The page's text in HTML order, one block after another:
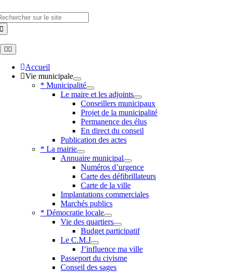
to
content
Toggle
Navigation
Accueil
Vie municipale
* Municipalité
Le maire et les adjoints
Conseillers municipaux
Projet de la municipalité
Permanence des élus
En direct du conseil
Publication des actes
* La mairie
Annuaire municipal
Numéros d’urgence
Carte des défibrillateurs
Carte de la ville
Implantations commerciales
Marchés publics
* Démocratie locale
Vie des quartiers
Budget participatif
Le C.M.J
J’influence ma ville
Passeport du civisme
Conseil des sages